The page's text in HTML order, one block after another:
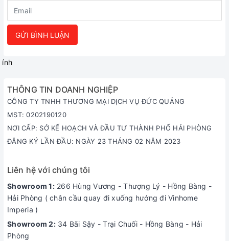
GỬI BÌNH LUẬN
ính
THÔNG TIN DOANH NGHIỆP
CÔNG TY TNHH THƯƠNG MẠI DỊCH VỤ ĐỨC QUẢNG
MST: 0202190120
NƠI CẤP: SỞ KẾ HOẠCH VÀ ĐẦU TƯ THÀNH PHỐ HẢI PHÒNG
ĐĂNG KÝ LẦN ĐẦU: NGÀY 23 THÁNG 02 NĂM 2023
Liên hệ với chúng tôi
Showroom 1:266 Hùng Vương - Thượng Lý - Hồng Bàng -
Hải Phòng ( chân cầu quay đi xuống hướng đi Vinhome
Imperia )
Showroom 2:34 Bãi Sậy - Trại Chuối - Hồng Bàng - Hải
Phòng